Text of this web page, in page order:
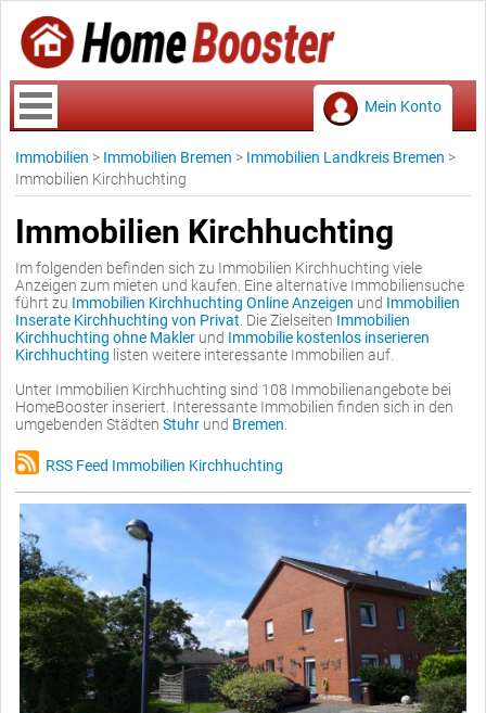
Mein Konto
Immobilien > Immobilien Bremen > Immobilien Landkreis Bremen >
Immobilien Kirchhuchting
Immobilien Kirchhuchting
Im folgenden befinden sich zu Immobilien Kirchhuchting viele
Anzeigen zum mieten und kaufen. Eine alternative Immobiliensuche
führt zu Immobilien Kirchhuchting Online Anzeigen und Immobilien
Inserate Kirchhuchting von Privat . Die Zielseiten Immobilien
Kirchhuchting ohne Makler und Immobilie kostenlos inserieren
Kirchhuchting listen weitere interessante Immobilien auf.
Unter Immobilien Kirchhuchting sind 108 Immobilienangebote bei
HomeBooster inseriert. Interessante Immobilien finden sich in den
umgebenden Städten Stuhr und Bremen
RSS Feed Immobilien Kirchhuchting